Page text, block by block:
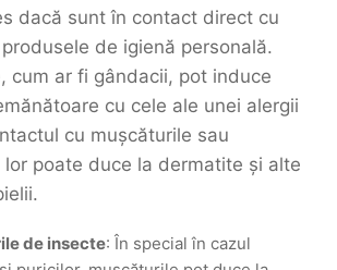
dacă sunt în contact direct cu
de igienă personală.
cum ar fi gândacii, pot induce
cu cele ale unei alergii
cu mușcăturile sau
lor poate duce la dermatite și alte
de insecte: În special în cazul